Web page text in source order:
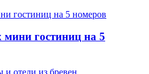
гостиниц на 5